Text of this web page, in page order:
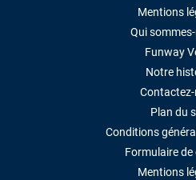
Mentions
Qui
Funway
Notre
Plan du
Conditions
Formulaire
Mentions